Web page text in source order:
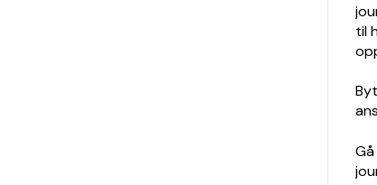
til